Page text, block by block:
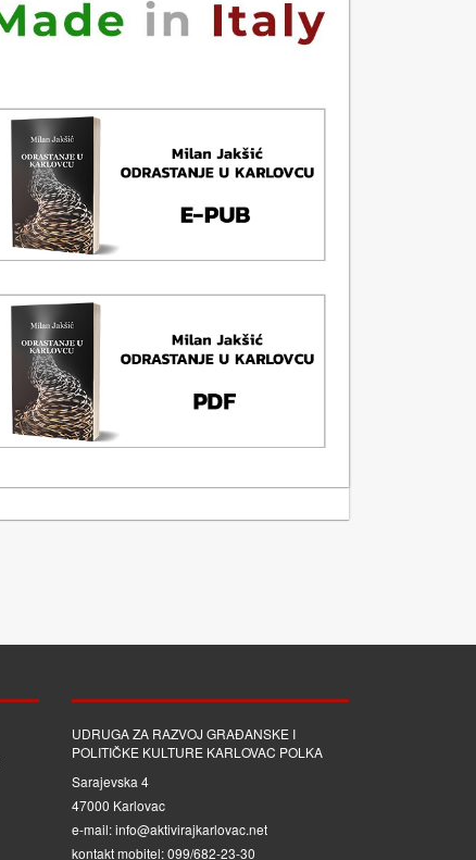
UDRUGA ZA RAZVOJ GRAĐANSKE I
POLITIČKE KULTURE KARLOVAC POLKA
Sarajevska 4
47000 Karlovac
e-mail: info@aktivirajkarlovac.net
kontakt mobitel: 099/682-23-30